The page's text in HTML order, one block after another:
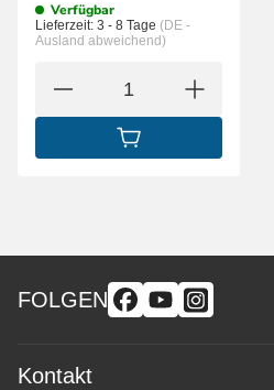
Verfügbar
Lieferzeit: 3 - 8 Tage (DE -
Ausland abweichend)
IN DEN WARENKORB
FOLGEN
Kontakt